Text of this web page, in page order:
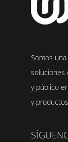
Somos
soluciones
y público
y